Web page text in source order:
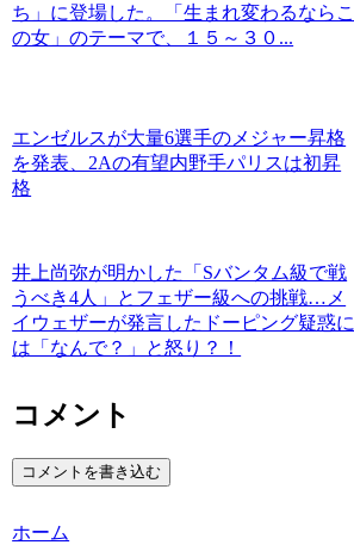
ち」に登場した。「生まれ変わるならこ
の女」のテーマで、１５～３０...
エンゼルスが大量6選手のメジャー昇格
を発表、2Aの有望内野手パリスは初昇
格
井上尚弥が明かした「Sバンタム級で戦
うべき4人」とフェザー級への挑戦…メ
イウェザーが発言したドーピング疑惑に
は「なんで？」と怒り？！
コメント
コメントを書き込む
ホーム